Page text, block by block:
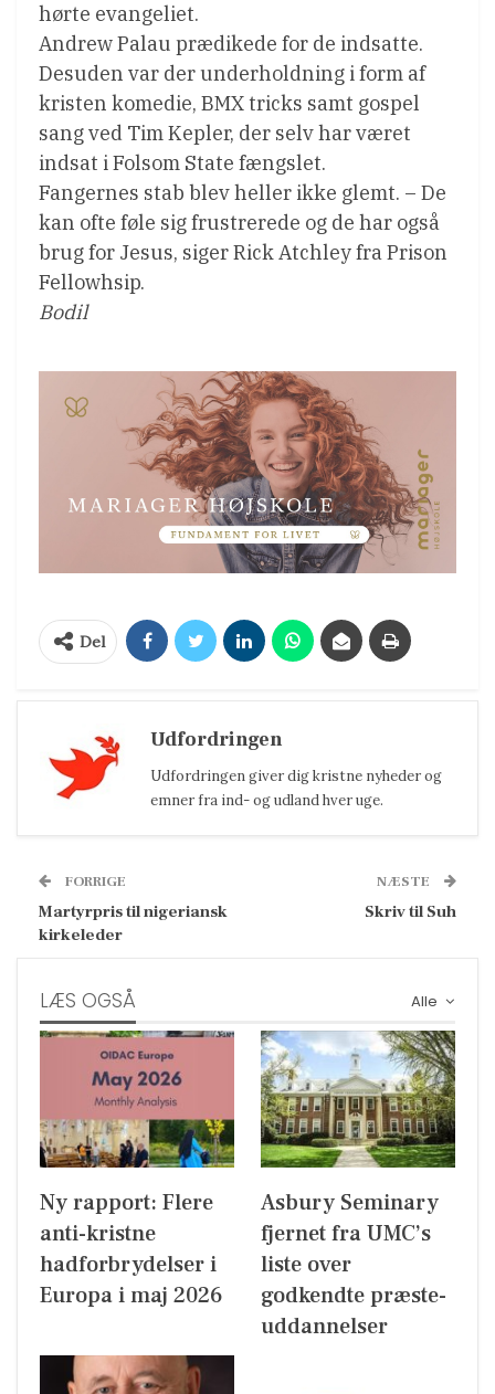
hørte evangeliet.
Andrew Palau prædikede for de indsatte.
Desuden var der underholdning i form af
kristen komedie, BMX tricks samt gospel
sang ved Tim Kepler, der selv har været
indsat i Folsom State fængslet.
Fangernes stab blev heller ikke glemt. – De
kan ofte føle sig frustrerede og de har også
brug for Jesus, siger Rick Atchley fra Prison
Fellowhsip.
Bodil
Del
Udfordringen
Udfordringen giver dig kristne nyheder og
emner fra ind- og udland hver uge.
FORRIGE
Martyrpris til nigeriansk
kirkeleder
NÆSTE
Skriv til Suh
Alle
LÆS OGSÅ
Ny rapport: Flere
anti-kristne
hadforbrydelser i
Europa i maj 2026
Asbury Seminary
fjernet fra UMC’s
liste over
godkendte præste-
uddannelser